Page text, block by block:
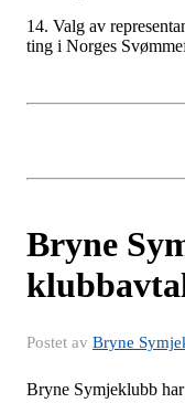
14. Valg av
ting i Norges
Bryne
Postet av Bryne
Bryne Symjeklubb